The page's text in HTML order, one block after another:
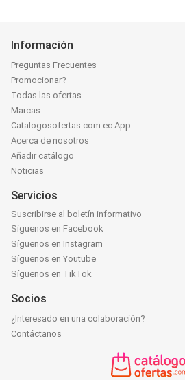
Información
Preguntas Frecuentes
Promocionar?
Todas las ofertas
Marcas
Catalogosofertas.com.ec App
Acerca de nosotros
Añadir catálogo
Noticias
Servicios
Suscribirse al boletín informativo
Síguenos en Facebook
Síguenos en Instagram
Síguenos en Youtube
Síguenos en TikTok
Socios
¿Interesado en una colaboración?
Contáctanos